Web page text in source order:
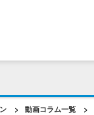
> 動画コラム一覧 >